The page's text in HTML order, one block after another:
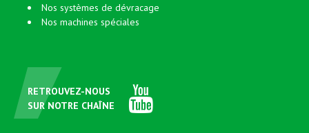
Nos systèmes de dévracage
Nos machines spéciales
RETROUVEZ-NOUS
SUR NOTRE CHAÎNE